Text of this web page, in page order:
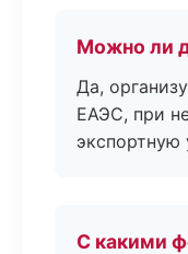
Можно ли
Да,
ЕАЭС, при
экспортную
С какими